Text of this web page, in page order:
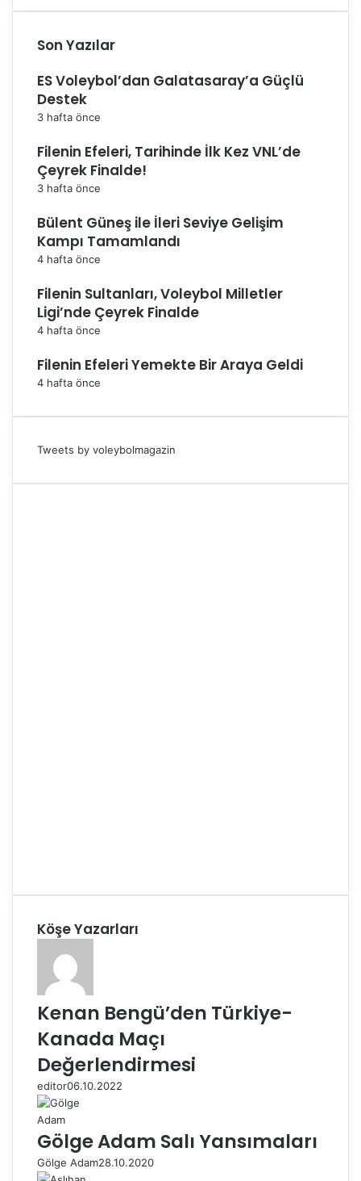
Son Yazılar
ES Voleybol’dan Galatasaray’a Güçlü
Destek
3 hafta önce
Filenin Efeleri, Tarihinde İlk Kez VNL’de
Çeyrek Finalde!
3 hafta önce
Bülent Güneş ile İleri Seviye Gelişim
Kampı Tamamlandı
4 hafta önce
Filenin Sultanları, Voleybol Milletler
Ligi’nde Çeyrek Finalde
4 hafta önce
Filenin Efeleri Yemekte Bir Araya Geldi
4 hafta önce
Tweets by voleybolmagazin
Köşe Yazarları
Kenan Bengü’den Türkiye-
Kanada Maçı
Değerlendirmesi
editor06.10.2022
Gölge Adam Salı Yansımaları
Gölge Adam28.10.2020